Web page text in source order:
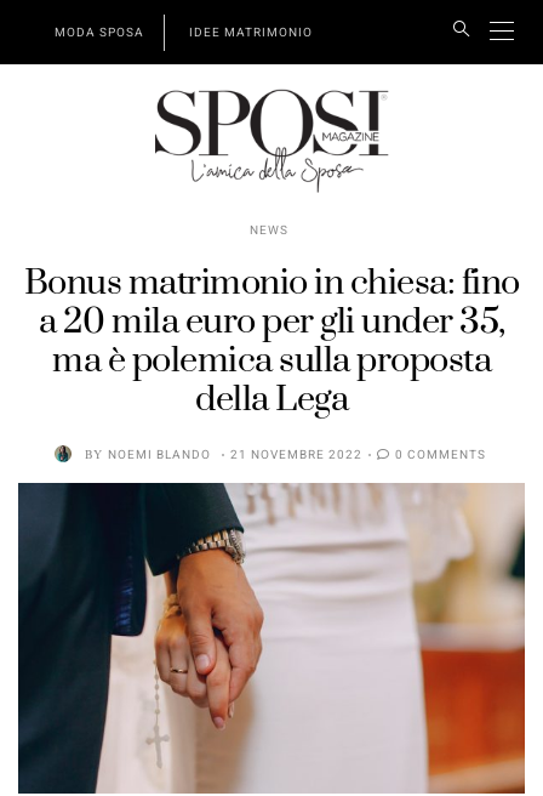
MODA SPOSA IDEE MATRIMONIO
NEWS
Bonus matrimonio in chiesa: fino
a 20 mila euro per gli under 35,
ma è polemica sulla proposta
della Lega
BY NOEMI BLANDO 21 NOVEMBRE 2022 0 COMMENTS